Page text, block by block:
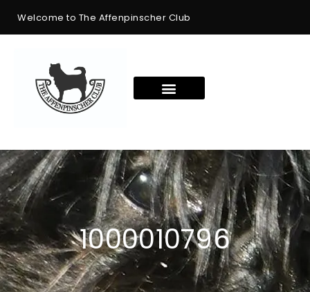
Welcome to The Affenpinscher Club
1000010796